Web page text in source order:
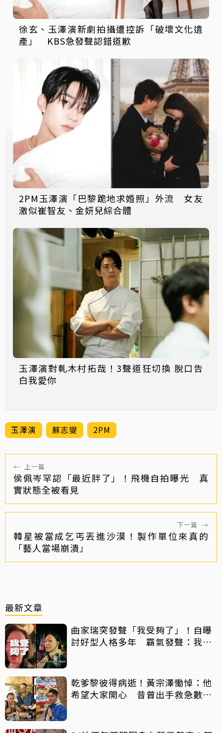
徐玄、玉澤演新劇拍攝遭控訴「破壞文化遺
產」 KBS急發聲認錯道歉
2PM玉澤演「巴黎跪地求婚照」外流 女友
激似崔智友、金妍兒綜合體
玉澤演對軋木村拓哉！3聲道狂切換 脫口告
白我愛你
玉澤演 蘇志燮 2PM
← 上一篇
侯佩岑罕認「最近胖了」！飛機自拍曝光 真
實狀態全被看見
下一篇 →
韓星被當成乞丐丟進沙漠！製作單位來真的
「藝人當場崩潰」
最新文章
曲家瑞突發聲「我受夠了」！自曝
討好型人格多年 霸氣發聲：我也
乾爹黎彼得病逝！黃宗澤慟悼：他
希望大家開心 昔曾出手救急數十